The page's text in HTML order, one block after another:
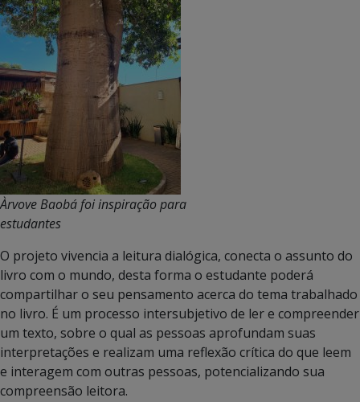
Àrvove Baobá foi inspiração para
estudantes
O projeto vivencia a leitura dialógica, conecta o assunto do
livro com o mundo, desta forma o estudante poderá
compartilhar o seu pensamento acerca do tema trabalhado
no livro. É um processo intersubjetivo de ler e compreender
um texto, sobre o qual as pessoas aprofundam suas
interpretações e realizam uma reflexão crítica do que leem
e interagem com outras pessoas, potencializando sua
compreensão leitora.